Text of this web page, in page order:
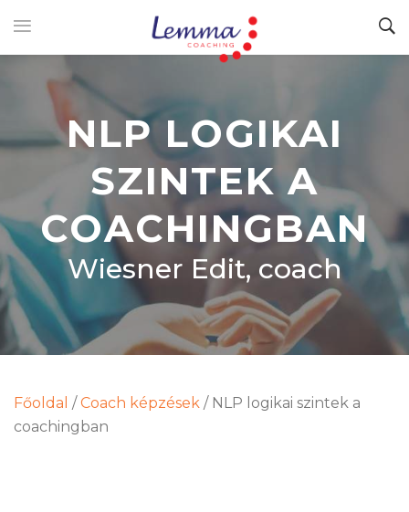
NLP LOGIKAI
SZINTEK A
COACHINGBAN
Wiesner Edit, coach
Főoldal / Coach képzések / NLP logikai szintek a
coachingban